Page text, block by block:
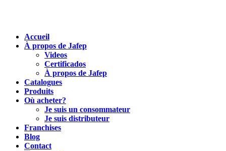
Accueil
À propos de Jafep
Videos
Certificados
À propos de Jafep
Catalogues
Produits
Où acheter?
Je suis un consommateur
Je suis distributeur
Franchises
Blog
Contact